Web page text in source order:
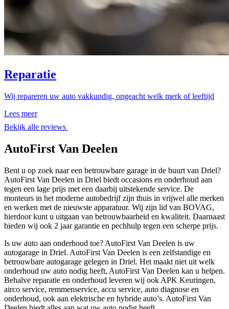
Reparatie
Wij repareren uw auto vakkundig, ongeacht welk merk of leeftijd
Lees meer
Bekijk alle reviews
AutoFirst Van Deelen
Bent u op zoek naar een betrouwbare garage in de buurt van Driel?
AutoFirst Van Deelen in Driel biedt occasions en onderhoud aan
tegen een lage prijs met een daarbij uitstekende service. De
monteurs in het moderne autobedrijf zijn thuis in vrijwel alle merken
en werken met de nieuwste apparatuur. Wij zijn lid van BOVAG,
hierdoor kunt u uitgaan van betrouwbaarheid en kwaliteit. Daarnaast
bieden wij ook 2 jaar garantie en pechhulp tegen een scherpe prijs.
Is uw auto aan onderhoud toe? AutoFirst Van Deelen is uw
autogarage in Driel. AutoFirst Van Deelen is een zelfstandige en
betrouwbare autogarage gelegen in Driel. Het maakt niet uit welk
onderhoud uw auto nodig heeft, AutoFirst Van Deelen kan u helpen.
Behalve reparatie en onderhoud leveren wij ook APK Keuringen,
airco service, remmenservice, accu service, auto diagnose en
onderhoud, ook aan elektrische en hybride auto’s. AutoFirst Van